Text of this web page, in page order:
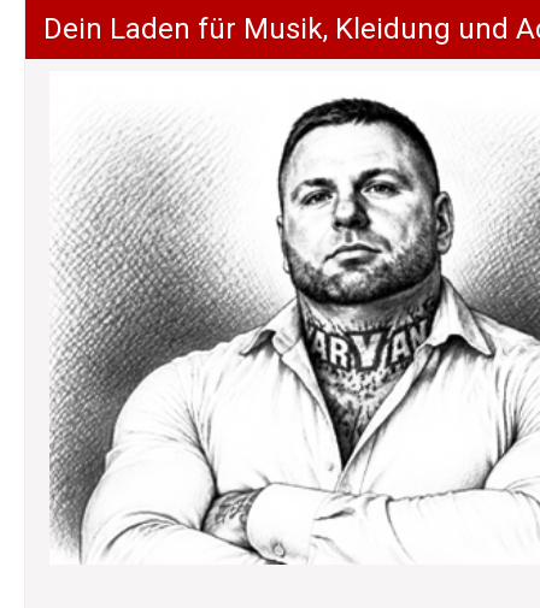
Dein Laden für Musik, Kleidung und